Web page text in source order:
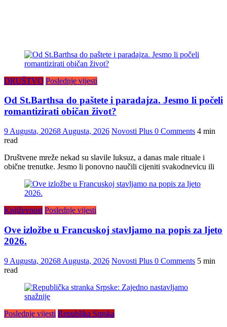
DRUŠTVO Poslednje vijesti
Od St.Barthsa do paštete i paradajza. Jesmo li počeli
romantizirati običan život?
9 Augusta, 20268 Augusta, 2026 Novosti Plus 0 Comments 4 min
read
Društvene mreže nekad su slavile luksuz, a danas male rituale i
obične trenutke. Jesmo li ponovno naučili cijeniti svakodnevicu ili
Književnost Poslednje vijesti
Ove izložbe u Francuskoj stavljamo na popis za ljeto
2026.
9 Augusta, 20268 Augusta, 2026 Novosti Plus 0 Comments 5 min
read
Poslednje vijesti Republika Srpska